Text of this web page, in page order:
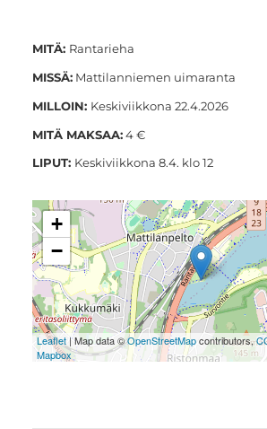
MITÄ: Rantarieha
MISSÄ:Mattilanniemen uimaranta
MILLOIN: Keskiviikkona 22.4.2026
MITÄ MAKSAA:4 €
LIPUT: Keskiviikkona 8.4. klo 12
+
−
Leaflet| Map data ©OpenStreetMapcontributors,
Mapbox